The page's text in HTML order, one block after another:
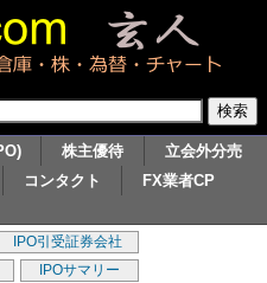
株主優待
立会外分売
コンタクト
FX業者CP
IPO引受証券会社
IPOサマリー